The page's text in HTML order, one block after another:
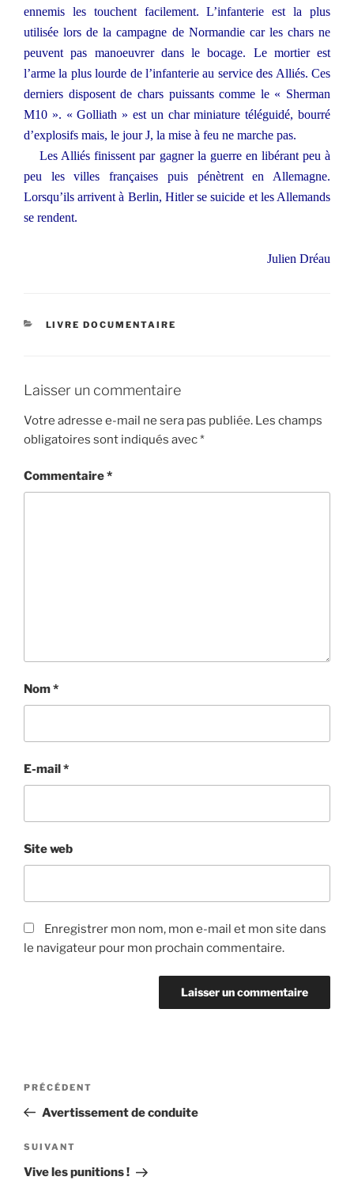
ennemis les touchent facilement. L’infanterie est la plus
utilisée lors de la campagne de Normandie car les chars ne
peuvent pas manoeuvrer dans le bocage. Le mortier est
l’arme la plus lourde de l’infanterie au service des Alliés. Ces
derniers disposent de chars puissants comme le « Sherman
M10 ». « Golliath » est un char miniature téléguidé, bourré
d’explosifs mais, le jour J, la mise à feu ne marche pas.
Les Alliés finissent par gagner la guerre en libérant peu à
peu les villes françaises puis pénètrent en Allemagne.
Lorsqu’ils arrivent à Berlin, Hitler se suicide et les Allemands
se rendent.
Julien Dréau
CATÉGORIES
LIVRE DOCUMENTAIRE
Laisser un commentaire
Votre adresse e-mail ne sera pas publiée. Les champs
obligatoires sont indiqués avec*
Commentaire*
Nom*
E-mail*
Site web
Enregistrer mon nom, mon e-mail et mon site dans
le navigateur pour mon prochain commentaire.
Navigation
l’article
Article
précédent
PRÉCÉDENT
Avertissement de conduite
Article
suivant
SUIVANT
Vive les punitions !